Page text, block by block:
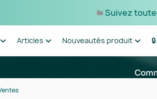
Suivez
Articles Nouveautés produit